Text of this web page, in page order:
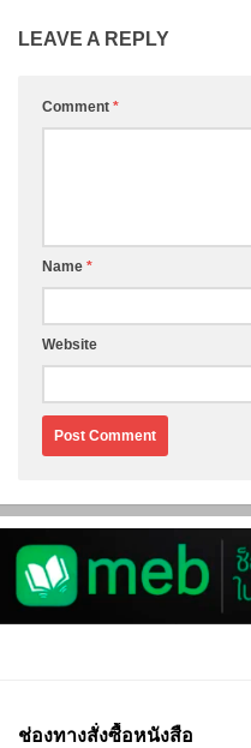
LEAVE A REPLY
Comment *
Name *
Website
ช่องทางสั่งซื้อหนังสือ